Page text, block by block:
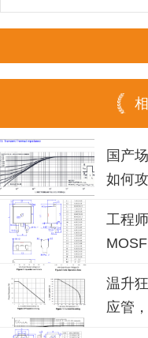
国产
如何
工程
温升
应管